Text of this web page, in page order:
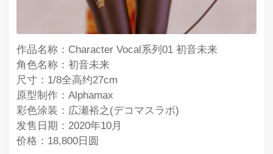
作品名称：Character Vocal系列01 初音未来
角色名称：初音未来
尺寸：1/8全高约27cm
原型制作：Alphamax
彩色涂装：広瀬裕之(デコマスラボ)
发售日期：2020年10月
价格：18,800日圆